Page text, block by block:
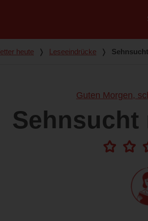
heute ❭ Leseeindrücke ❭
Guten Morgen,
Sehnsucht